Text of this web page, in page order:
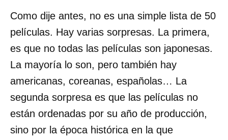
Como dije antes, no es una simple lista de 50
películas. Hay varias sorpresas. La primera,
es que no todas las películas son japonesas.
La mayoría lo son, pero también hay
americanas, coreanas, españolas… La
segunda sorpresa es que las películas no
están ordenadas por su año de producción,
sino por la época histórica en la que